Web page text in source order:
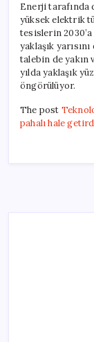
Enerji tarafında
yüksek elektrik
tesislerin
yaklaşık
talebin de yakın
yılda yaklaşık
öngörülüyor.
The post
pahalı hale